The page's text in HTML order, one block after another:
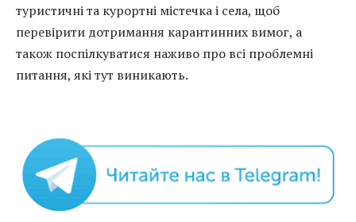
туристичні та курортні містечка і села, щоб
перевірити дотримання карантинних вимог, а
також поспілкуватися наживо про всі проблемні
питання, які тут виникають.